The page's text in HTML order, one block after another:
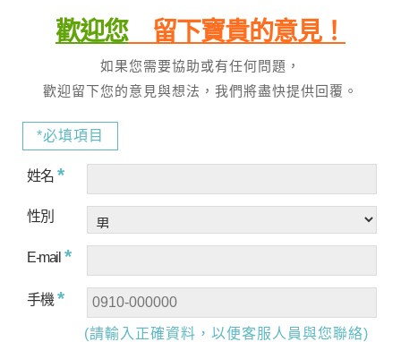
歡迎您留下寶貴的意見！
如果您需要協助或有任何問題，
歡迎留下您的意見與想法，我們將盡快提供回覆。
*必填項目
姓名 *
性別
E-mail *
手機 *
(請輸入正確資料，以便客服人員與您聯絡)